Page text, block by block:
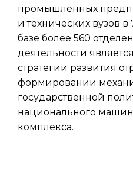
промышленных
и технических вузов
базе более 560
деятельности
стратегии развития
формировании
государственной
национального
комплекса.